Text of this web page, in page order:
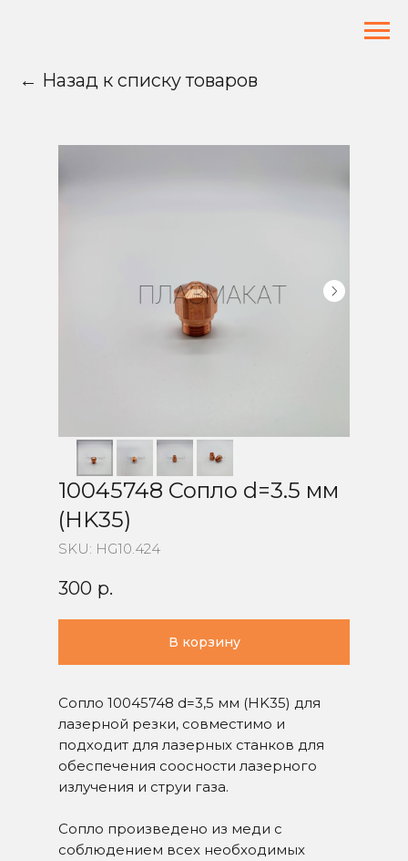
10045748 Сопло d=3.5 мм
(HK35)
SKU: HG10.424
300 р.
В корзину
Сопло 10045748 d=3,5 мм (HK35) для
лазерной резки, совместимо и
подходит для лазерных станков для
обеспечения соосности лазерного
излучения и струи газа.
Сопло произведено из меди с
соблюдением всех необходимых